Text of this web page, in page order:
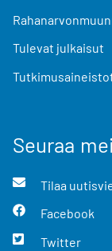
Tulevat julkaisut
Seuraa
Tilaa
Facebook
Twitter